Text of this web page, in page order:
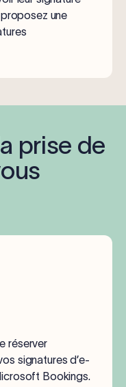
une
prise de
réserver
signatures d’e-
Bookings.